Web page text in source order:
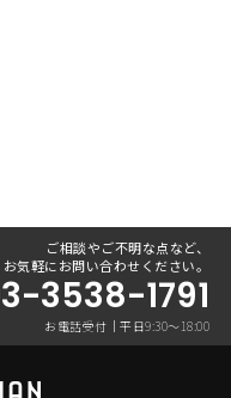
ご相談やご不明な点など、
お気軽にお問い合わせください。
3538-1791
お電話受付｜平日9:30〜18:00